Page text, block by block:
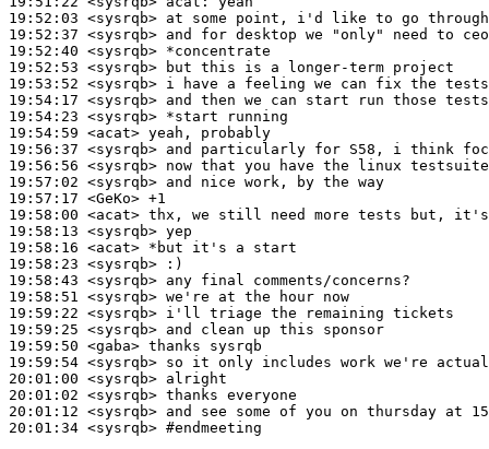
19:52:03 <sysrqb>
19:52:37 <sysrqb>
19:52:40 <sysrqb>
19:52:53 <sysrqb>
19:53:52 <sysrqb>
19:54:17 <sysrqb>
19:54:23 <sysrqb>
19:54:59 <acat>
19:56:37 <sysrqb>
19:56:56 <sysrqb>
19:57:02 <sysrqb>
19:57:17 <GeKo>
19:58:00 <acat>
19:58:13 <sysrqb>
19:58:16 <acat>
19:58:23 <sysrqb>
19:58:43 <sysrqb>
19:58:51 <sysrqb>
19:59:22 <sysrqb>
19:59:25 <sysrqb>
19:59:50 <gaba>
19:59:54 <sysrqb>
20:01:00 <sysrqb>
20:01:02 <sysrqb>
20:01:12 <sysrqb>
20:01:34 <sysrqb> #endmeeting